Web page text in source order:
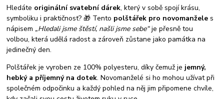
Hledáte originální svatební dárek, který v sobě spojí krásu,
symboliku i praktičnost? 🎁 Tento polštářek pro novomanžele s
nápisem „Hledali jsme štěstí, našli jsme sebe“je přesně tou
volbou, která udělá radost a zároveň zůstane jako památka na
jedinečný den.
Polštářek je vyroben ze 100% polyesteru, díky čemuž je jemný,
hebký a příjemný na dotek. Novomanželé si ho mohou užívat při
společném odpočinku a každý pohled na něj jim připomene chvíle,